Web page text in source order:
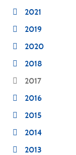
2021
2019
2020
2018
2017
2016
2015
2014
2013